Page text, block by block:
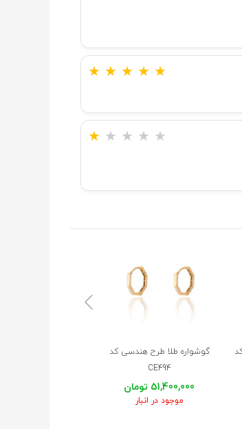
★ ★ ★ ★ ★
★ ★ ★ ★ ★
گوشواره طلا طرح هندسی کد
CE494
51,400,000 تومان
موجود در انبار